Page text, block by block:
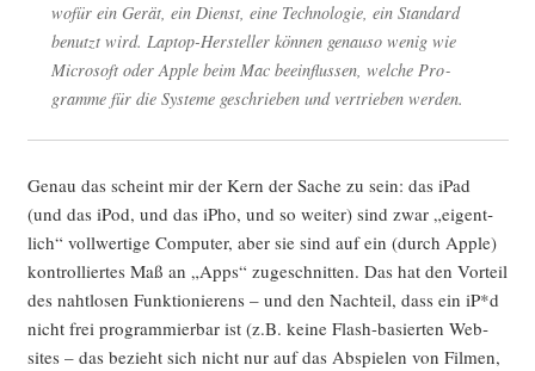
wofür ein Gerät, ein Dienst, eine Tech­no­lo­gie, ein Stan­dard
benutzt wird. Lap­top-Her­stel­ler kön­nen genau­so wenig wie
Micro­soft oder Apple beim Mac beein­flus­sen, wel­che Pro­
gram­me für die Sys­te­me geschrie­ben und ver­trie­ben werden.
Genau das scheint mir der Kern der Sache zu sein: das iPad
(und das iPod, und das iPho, und so wei­ter) sind zwar „eigent­
lich“ voll­wer­ti­ge Com­pu­ter, aber sie sind auf ein (durch Apple)
kon­trol­lier­tes Maß an „Apps“ zuge­schnit­ten. Das hat den Vor­teil
des naht­lo­sen Funk­tio­nie­rens – und den Nach­teil, dass ein iP*d
nicht frei pro­gram­mier­bar ist (z.B. kei­ne Flash-basier­ten Web­
sites – das bezieht sich nicht nur auf das Abspie­len von Fil­men,